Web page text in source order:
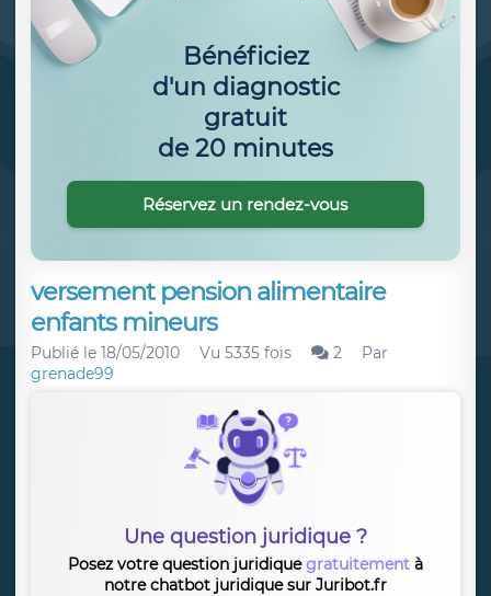
versement pension alimentaire
enfants mineurs
Publié le 18/05/2010 Vu 5335 fois 2
Par
grenade99
Une question juridique ?
Posez votre question juridiquegratuitement à
notre chatbot juridique sur Juribot.fr
Bénéficiez
d'un diagnostic
gratuit
de 20 minutes
Réservez un rendez-vous